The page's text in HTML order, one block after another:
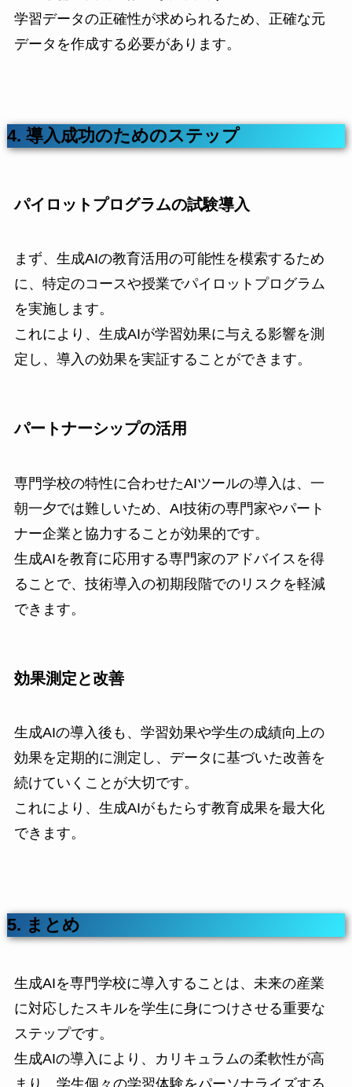
学習データの正確性が求められるため、正確な元
データを作成する必要があります。
4. 導入成功のためのステップ
パイロットプログラムの試験導入
まず、生成AIの教育活用の可能性を模索するため
に、特定のコースや授業でパイロットプログラム
を実施します。
これにより、生成AIが学習効果に与える影響を測
定し、導入の効果を実証することができます。
パートナーシップの活用
専門学校の特性に合わせたAIツールの導入は、一
朝一夕では難しいため、AI技術の専門家やパート
ナー企業と協力することが効果的です。
生成AIを教育に応用する専門家のアドバイスを得
ることで、技術導入の初期段階でのリスクを軽減
できます。
効果測定と改善
生成AIの導入後も、学習効果や学生の成績向上の
効果を定期的に測定し、データに基づいた改善を
続けていくことが大切です。
これにより、生成AIがもたらす教育成果を最大化
できます。
5. まとめ
生成AIを専門学校に導入することは、未来の産業
に対応したスキルを学生に身につけさせる重要な
ステップです。
生成AIの導入により、カリキュラムの柔軟性が高